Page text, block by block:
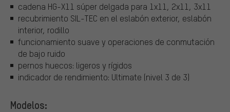
cadena HG-X11 súper delgada para 1x11, 2x11, 3x11
recubrimiento SIL-TEC en el eslabón exterior, eslabón
interior, rodillo
funcionamiento suave y operaciones de conmutación
de bajo ruido
pernos huecos: ligeros y rígidos
indicador de rendimiento: Ultimate (nivel 3 de 3)
Modelos: